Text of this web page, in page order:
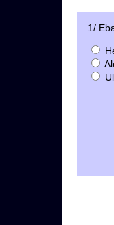
1/